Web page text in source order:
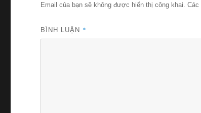
Email của bạn sẽ không được hiển thị công khai. Các
BÌNH LUẬN *